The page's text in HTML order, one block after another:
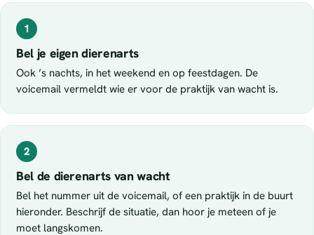
1
Bel je eigen dierenarts
Ook ’s nachts, in het weekend en op feestdagen. De
voicemail vermeldt wie er voor de praktijk van wacht is.
2
Bel de dierenarts van wacht
Bel het nummer uit de voicemail, of een praktijk in de buurt
hieronder. Beschrijf de situatie, dan hoor je meteen of je
moet langskomen.